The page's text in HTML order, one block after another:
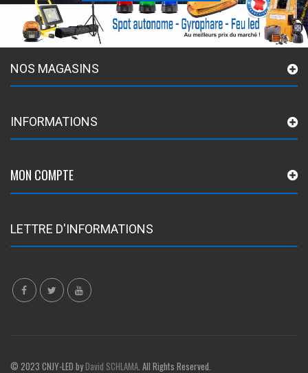
NOS MAGASINS
INFORMATIONS
MON COMPTE
LETTRE D'INFORMATIONS
© 2023 CNJY-LED byDavid SCHLAMA. All Rights Reserved.